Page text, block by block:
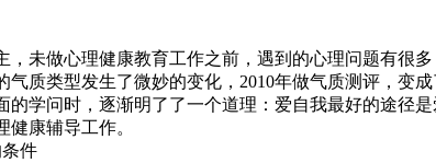
未做心理健康教育工作之前，遇到的心理问题有很
质类型发生了微妙的变化，2010年做气质测评，变
学问时，逐渐明了了一个道理：爱自我最好的途径
康辅导工作。
件